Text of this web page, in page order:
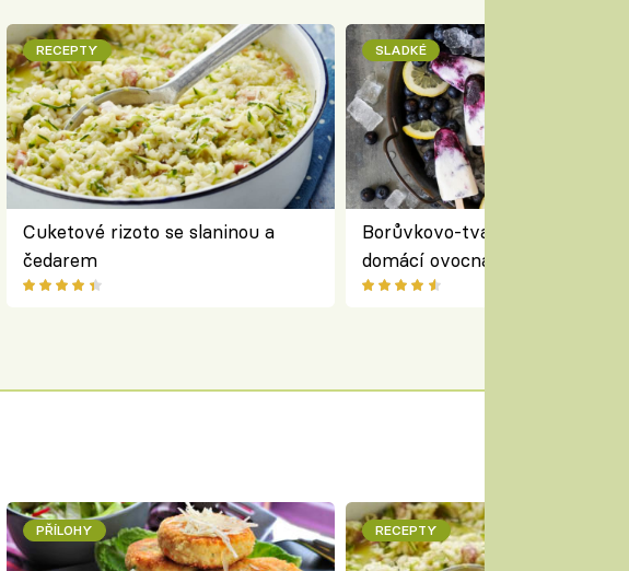
RECEPTY
Cuketové rizoto se slaninou a
čedarem
SLADKÉ
Borůvkovo-tvarohové nanuky
domácí ovocná zmrzlina na
PŘÍLOHY RECEPTY